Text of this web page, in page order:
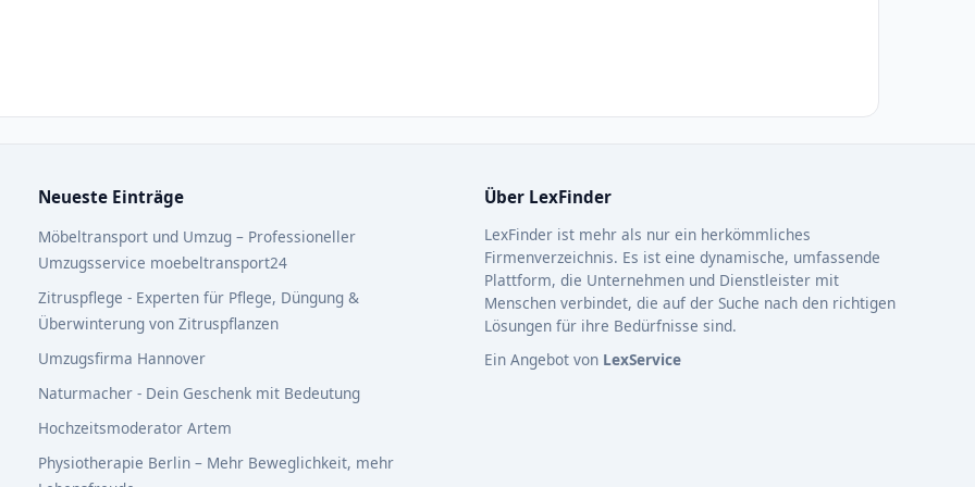
Neueste Einträge
Möbeltransport und Umzug – Professioneller
Umzugsservice moebeltransport24
Zitruspflege - Experten für Pflege, Düngung &
Überwinterung von Zitruspflanzen
Umzugsfirma Hannover
Naturmacher - Dein Geschenk mit Bedeutung
Hochzeitsmoderator Artem
Physiotherapie Berlin – Mehr Beweglichkeit, mehr
Über LexFinder
LexFinder ist mehr als nur ein herkömmliches
Firmenverzeichnis. Es ist eine dynamische, umfassende
Plattform, die Unternehmen und Dienstleister mit
Menschen verbindet, die auf der Suche nach den richtigen
Lösungen für ihre Bedürfnisse sind.
Ein Angebot von LexService